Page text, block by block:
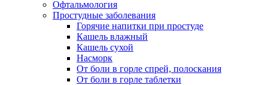
Офтальмология
Простудные заболевания
Горячие напитки при простуде
Кашель влажный
Кашель сухой
Насморк
От боли в горле спрей, полоскания
От боли в горле таблетки